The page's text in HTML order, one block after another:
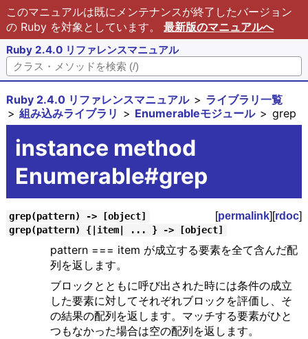
このマニュアルは既にメンテナンスが終了したバージョン
の Ruby を対象としています。 最新版のマニュアルへ
Ruby 2.4.0 リファレンスマニュアル
Ruby 2.4.0 リファレンスマニュアル
ライブラリ一覧
組み込みライブラリ
Enumerableモジュール grep
instance method
Enumerable#grep
grep(pattern) -> [object] [permalink][rdoc]
grep(pattern) {|item| ... } -> [object]
pattern === item が成立する要素を全て含んだ配
列を返します。
ブロックとともに呼び出された時には条件の成立
した要素に対してそれぞれブロックを評価し、そ
の結果の配列を返します。マッチする要素がひと
つもなかった場合は空の配列を返します。